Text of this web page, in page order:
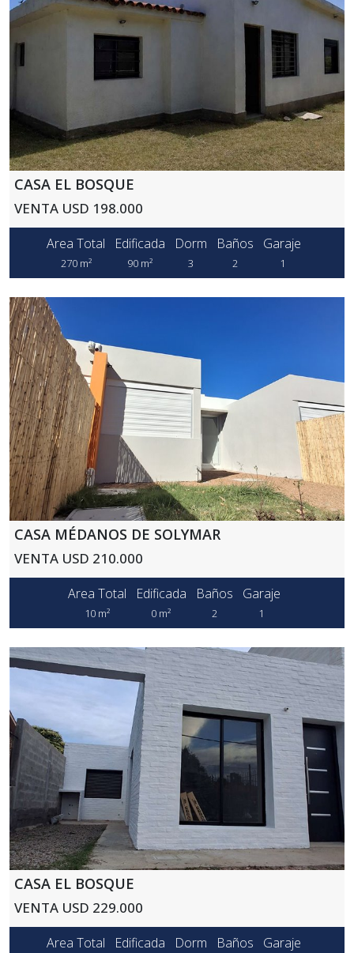
CASA EL BOSQUE
VENTA USD 198.000
Area Total
270 m²
Edificada
90 m²
Dorm
3
Baños
2
Garaje
1
CASA MÉDANOS DE SOLYMAR
VENTA USD 210.000
Area Total
10 m²
Edificada
0 m²
Baños
2
Garaje
1
CASA EL BOSQUE
VENTA USD 229.000
Area Total Edificada Dorm Baños Garaje